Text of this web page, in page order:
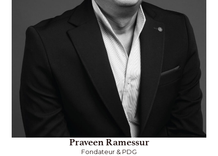
Praveen Ramessur
Fondateur & PDG